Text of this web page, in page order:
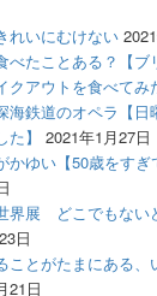
れいにむけない
べたことある？【
アウトを食べてみ
海鉄道のオペラ【日
】
2021年1月27日
かゆい【50歳をす
界展 どこでもない
日
ことがたまにある、
21日